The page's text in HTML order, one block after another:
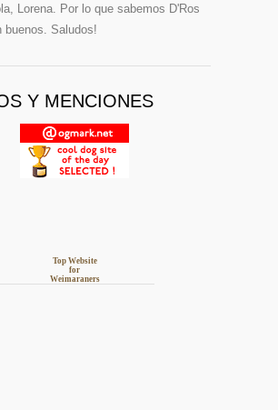
Lorena. Por lo que sabemos D'Ros
buenos. Saludos!
Y MENCIONES
Top Website
for
Weimaraners